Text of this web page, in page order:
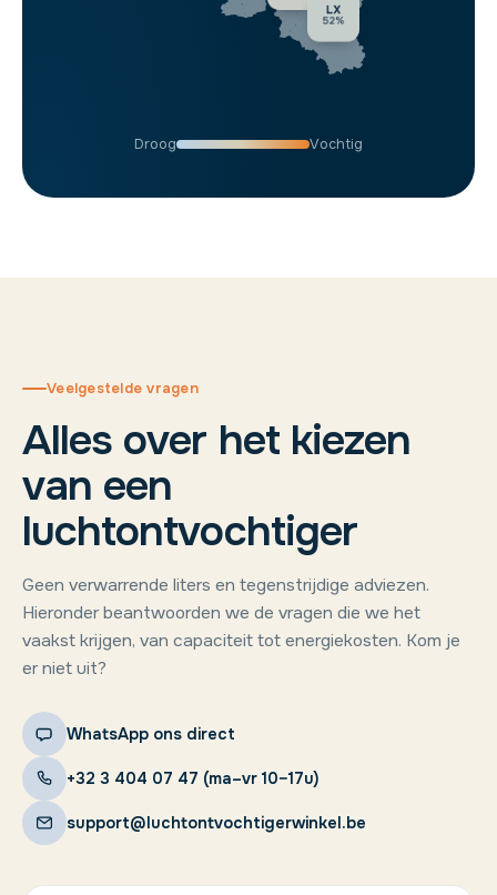
LX
52%
Droog Vochtig
Veelgestelde vragen
Alles over het kiezen
van een
luchtontvochtiger
Geen verwarrende liters en tegenstrijdige adviezen.
Hieronder beantwoorden we de vragen die we het
vaakst krijgen, van capaciteit tot energiekosten. Kom je
er niet uit?
WhatsApp ons direct
+32 3 404 07 47 (ma–vr 10–17u)
support@luchtontvochtigerwinkel.be